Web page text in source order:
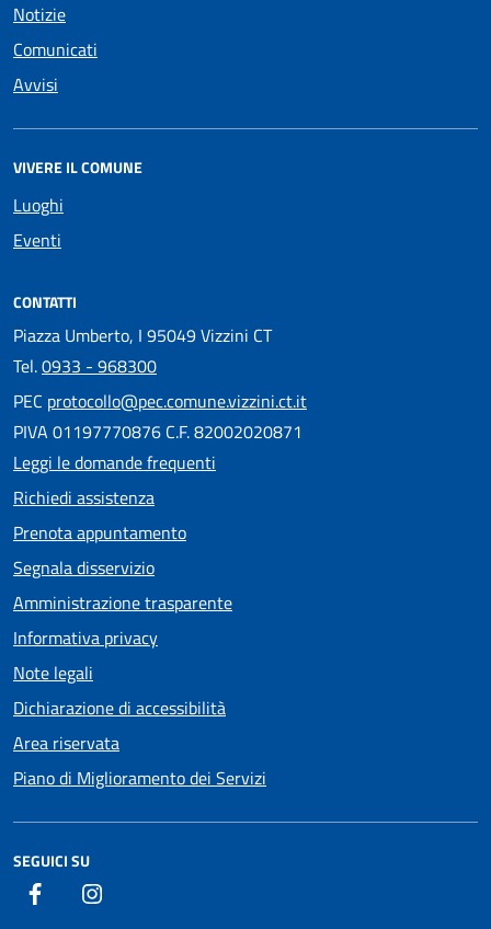
Notizie
Comunicati
Avvisi
VIVERE IL COMUNE
Luoghi
Eventi
CONTATTI
Piazza Umberto, I 95049 Vizzini CT
Tel.0933 - 968300
PEC protocollo@pec.comune.vizzini.ct.it
PIVA 01197770876 C.F. 82002020871
Leggi le domande frequenti
Richiedi assistenza
Prenota appuntamento
Segnala disservizio
Amministrazione trasparente
Informativa privacy
Note legali
Dichiarazione di accessibilità
Area riservata
Piano di Miglioramento dei Servizi
SEGUICI SU